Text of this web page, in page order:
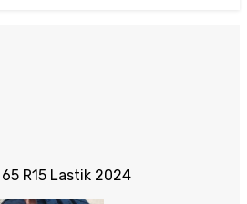
R15 Lastik 2024